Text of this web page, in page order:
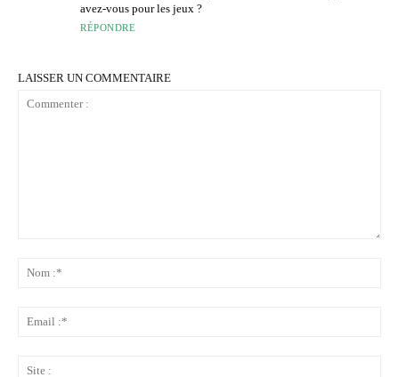
avez-vous pour les jeux ?
RÉPONDRE
LAISSER UN COMMENTAIRE